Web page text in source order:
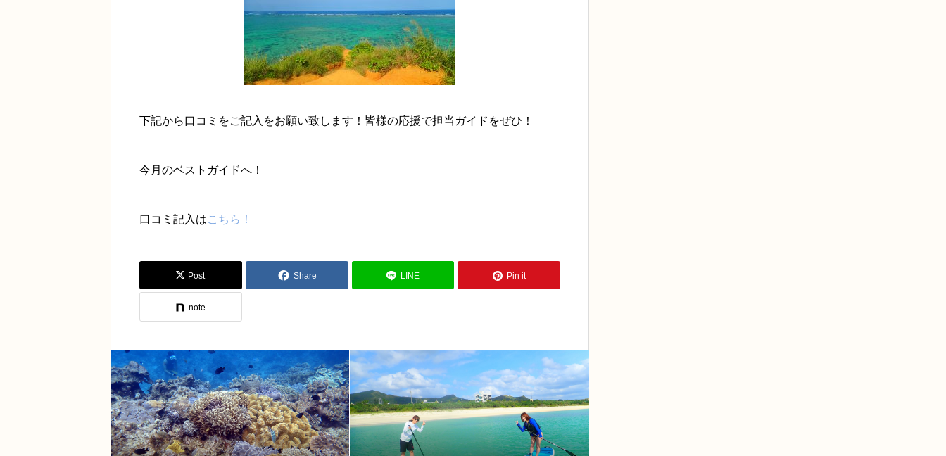
下記から口コミをご記入をお願い致します！皆様の応援で担当ガイドをぜひ！
今月のベストガイドへ！
口コミ記入はこちら！
Post Share LINE Pin it
note